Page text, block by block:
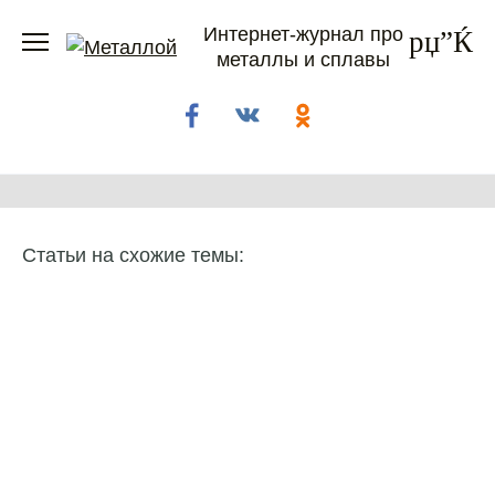
Интернет-журнал про
металлы и сплавы
Статьи на схожие темы: